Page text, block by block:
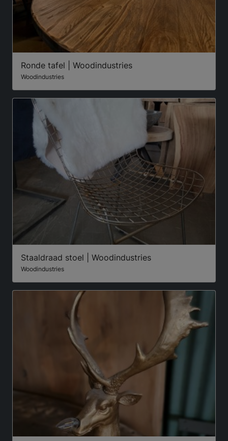
Ronde tafel | Woodindustries
Woodindustries
Staaldraad stoel | Woodindustries
Woodindustries